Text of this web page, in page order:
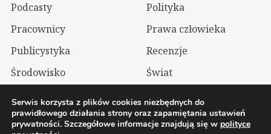
Podcasty
Polityka
Pracownicy
Prawa człowieka
Publicystyka
Recenzje
Środowisko
Świat
2026 Wolnelewo. Xavier Woliński |Mastodon
Serwis korzysta z plików cookies niezbędnych do
prawidłowego działania strony oraz zapamiętania ustawień
prywatności. Szczegółowe informacje znajdują się w polityce